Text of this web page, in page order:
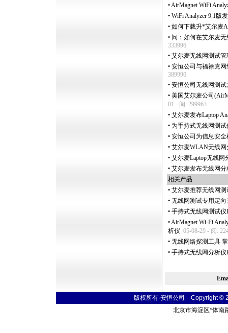
•AirMagnet WiFi
• WiFi Analyzer 9.1版
• 如何下载升*艾尔麦
• 问：如何在艾尔麦无
333996
• 艾尔麦无线网测试
• 安恒公司与福禄克
389996
• 安恒公司无线网测
• 美国艾尔麦公司
01 - 阅: 299963
• 艾尔麦发布Laptop
• 为手持式无线网测
• 安恒公司为信息安
• 艾尔麦WLAN无线网
• 艾尔麦Laptop无线网
• 艾尔麦发布无线网
相关产品
• 艾尔麦推荐无线网
• 无线网测试专用定
• 手持式无线网测试
•AirMagnet Wi-Fi
析仪 05-08-29 - 阅:
• 无线网络探测工具
• 手持式无线网分析仪
版权所有·安恒公司 Copyright
北京市海淀区*体南